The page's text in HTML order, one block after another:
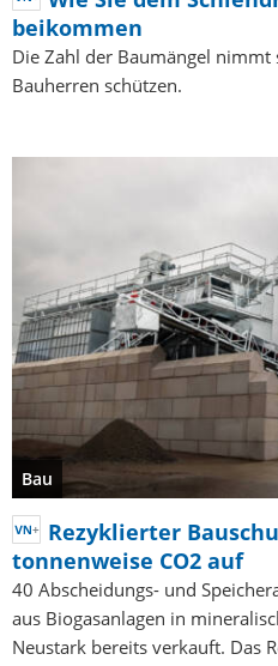
beikommen
Die Zahl der Baumängel nimmt
Bauherren schützen.
Bau
Rezyklierter
tonnenweise CO2 auf
40 Abscheidungs- und
aus Biogasanlagen in
Neustark bereits verkauft. Das